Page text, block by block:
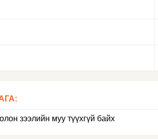
зээлийн муу түүхгүй байх